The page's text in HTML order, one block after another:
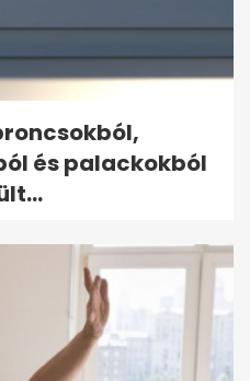
és palackokból